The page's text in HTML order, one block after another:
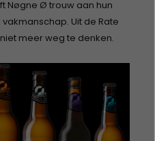
Nøgne Ø trouw aan hun
Uit de Rate
meer weg te denken.